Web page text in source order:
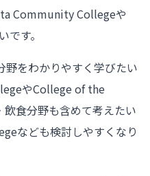
Community Collegeや
す。
野をわかりやすく学びたい
やCollege of the
食分野も含めて考えたい
なども検討しやすくなり